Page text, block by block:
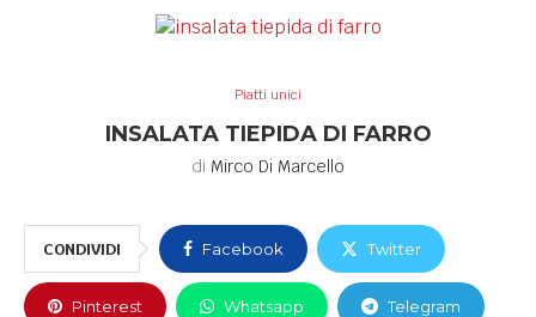
Piatti unici
INSALATA TIEPIDA DI FARRO
di Mirco Di Marcello
CONDIVIDI Facebook Twitter
Pinterest Whatsapp Telegram